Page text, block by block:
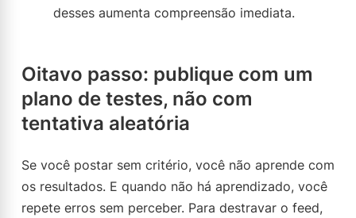
desses aumenta compreensão imediata.
Oitavo passo: publique com um
plano de testes, não com
tentativa aleatória
Se você postar sem critério, você não aprende com
os resultados. E quando não há aprendizado, você
repete erros sem perceber. Para destravar o feed,